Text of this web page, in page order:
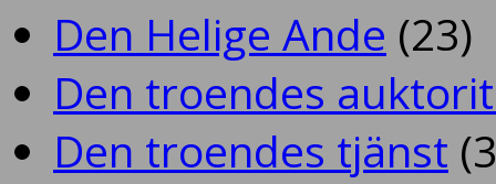
Den Helige Ande (23)
Den troendes
Den troendes tjänst